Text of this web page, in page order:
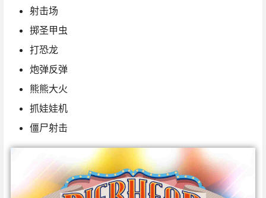
射击场
掷圣甲虫
打恐龙
炮弹反弹
熊熊大火
抓娃娃机
僵尸射击